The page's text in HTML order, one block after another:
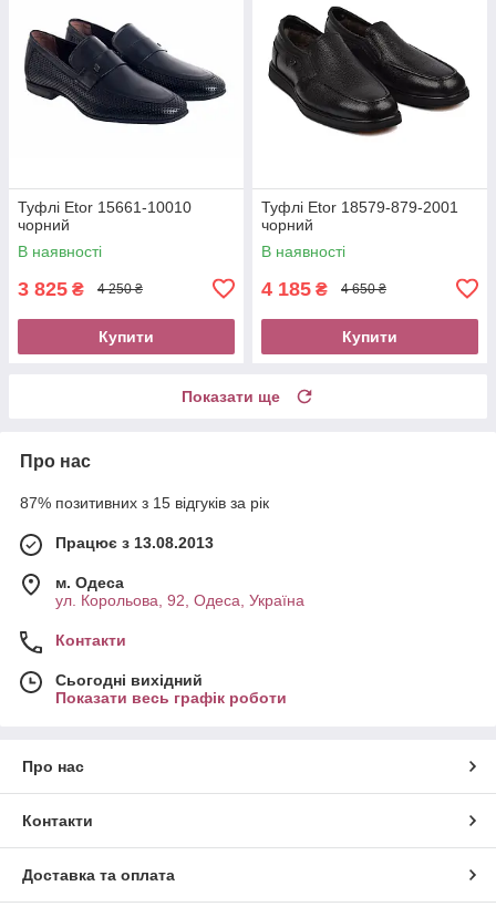
Туфлі Etor 15661-10010
чорний
В наявності
3 825 ₴ 4 250 ₴
Купити
Туфлі Etor 18579-879-2001
чорний
В наявності
4 185 ₴ 4 650 ₴
Купити
Показати ще
Про нас
87% позитивних з 15 відгуків за рік
Працює з 13.08.2013
м. Одеса
ул. Корольова, 92, Одеса, Україна
Контакти
Сьогодні вихідний
Показати весь графік роботи
Про нас
Контакти
Доставка та оплата